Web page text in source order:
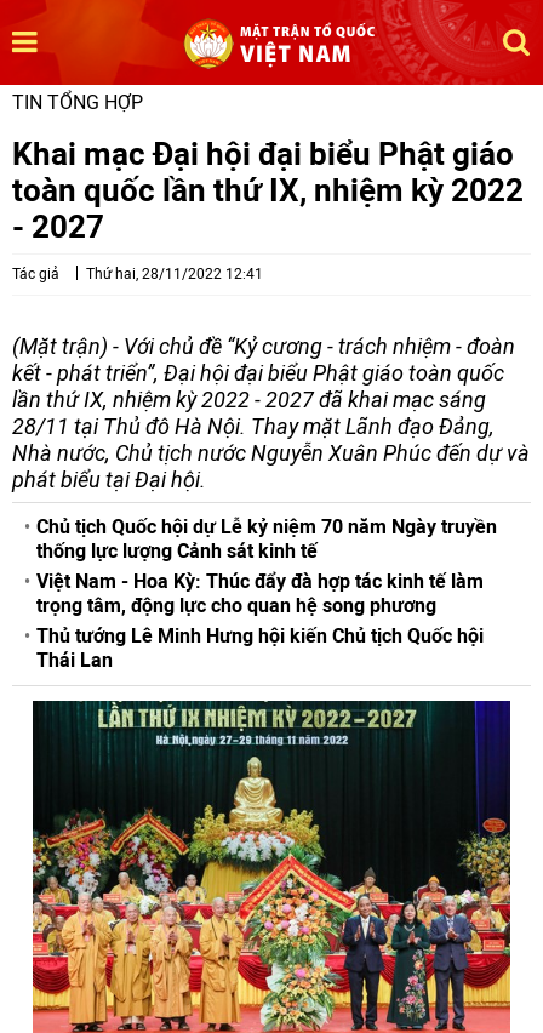
TIN TỔNG HỢP
Khai mạc Đại hội đại biểu Phật giáo
toàn quốc lần thứ IX, nhiệm kỳ 2022
- 2027
Tác giả Thứ hai, 28/11/2022 12:41
(Mặt trận) - Với chủ đề “Kỷ cương - trách nhiệm - đoàn
kết - phát triển”, Đại hội đại biểu Phật giáo toàn quốc
lần thứ IX, nhiệm kỳ 2022 - 2027 đã khai mạc sáng
28/11 tại Thủ đô Hà Nội. Thay mặt Lãnh đạo Đảng,
Nhà nước, Chủ tịch nước Nguyễn Xuân Phúc đến dự và
phát biểu tại Đại hội.
Chủ tịch Quốc hội dự Lễ kỷ niệm 70 năm Ngày truyền
thống lực lượng Cảnh sát kinh tế
Việt Nam - Hoa Kỳ: Thúc đẩy đà hợp tác kinh tế làm
trọng tâm, động lực cho quan hệ song phương
Thủ tướng Lê Minh Hưng hội kiến Chủ tịch Quốc hội
Thái Lan